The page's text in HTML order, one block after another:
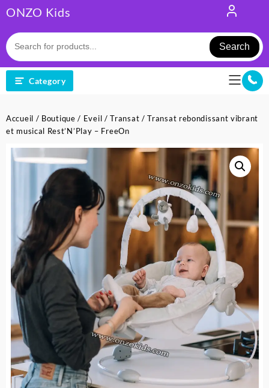
to
content
ONZO Kids
Search
Category
Accueil / Boutique / Eveil /Transat / Transat rebondissant vibrant
et musical Rest’N’Play – FreeOn